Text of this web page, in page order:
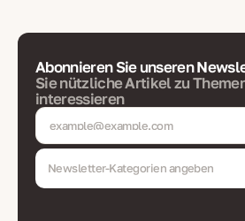
Abonnieren Sie unseren
Sie nützliche Artikel zu
interessieren
Newsletter-Kategorien angeben